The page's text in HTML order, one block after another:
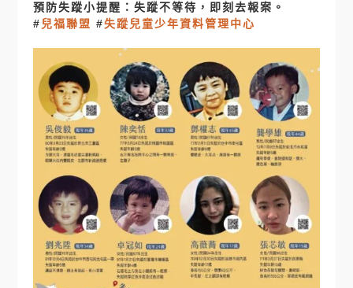
預防失蹤小提醒：失蹤不等待，即刻去報案。
# 兒福聯盟 #失蹤兒童少年資料管理中心